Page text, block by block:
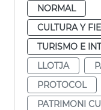
NORMAL
CULTURA Y
TURISMO E
LLOTJA
PROTOCOL
PATRIMONI